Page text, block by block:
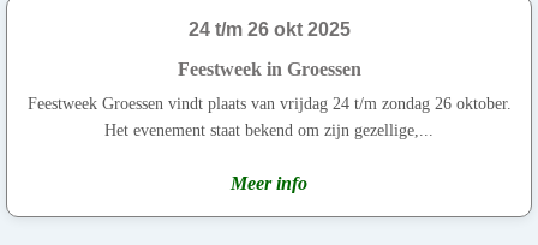
24 t/m 26 okt 2025
Feestweek in Groessen
Feestweek Groessen vindt plaats van vrijdag 24 t/m zondag 26 oktober.
Het evenement staat bekend om zijn gezellige,...
Meer info